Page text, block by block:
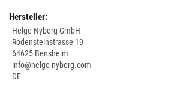
Hersteller:
Helge Nyberg GmbH
Rodensteinstrasse 19
64625 Bensheim
info@helge-nyberg.com
DE